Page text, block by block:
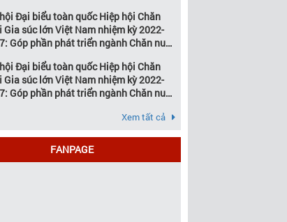
Đại biểu toàn quốc Hiệp hội Chăn
Gia súc lớn Việt Nam nhiệm kỳ 2022-
Góp phần phát triển ngành Chăn nuôi
Đại biểu toàn quốc Hiệp hội Chăn
Gia súc lớn Việt Nam nhiệm kỳ 2022-
Góp phần phát triển ngành Chăn nuôi
Xem tất cả
FANPAGE